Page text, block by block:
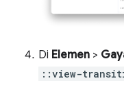
Di Elemen >
::view-